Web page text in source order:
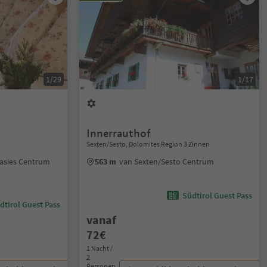
1/29
Centrum
Guest Pass
1/17
Innerrauthof
Sexten/Sesto, Dolomites Region 3 Zinnen
563 m van Sexten/Sesto Centrum
Südtirol Guest Pass
vanaf
72€
1 Nacht /
2